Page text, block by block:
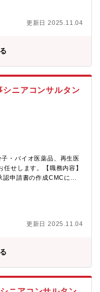
．PMDA相談・PMDA相
項回答、議事録の確認・
件好調に伴う増員【求め
トにアサインされます。
るときは出社での対応と
更新日 2025.11.04
シニアコンサルタン
・バイオ医薬品、再生医
せします。【職務内容】
認申請書の作成CMCに関
コミュニケーション＜領
験届に添付するCMC関連
請書の作成、申請後の一
定、マスターファイル登
CTD（CMCパート）／承
【担当プロジェクトの決
更新日 2025.11.04